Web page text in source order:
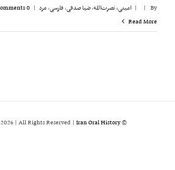
By
|
| امینی، نصرت‌الله,ضیا صدقی,فارسی,مرد |
0 Comments
Read More
© Copyright 2020 -
2026 | All Rights Reserved | Iran Oral History